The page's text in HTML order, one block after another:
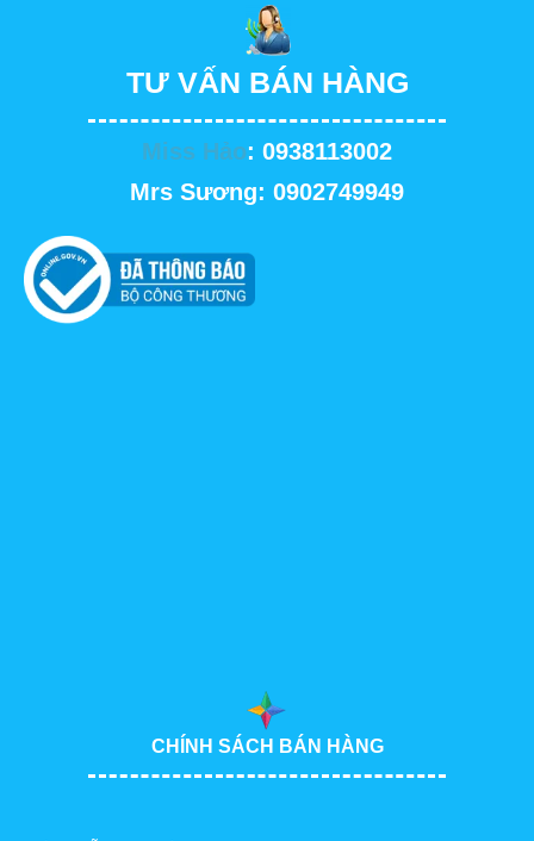
TƯ VẤN BÁN HÀNG
Miss Hảo: 0938113002
Mrs Sương: 0902749949
CHÍNH SÁCH BÁN HÀNG